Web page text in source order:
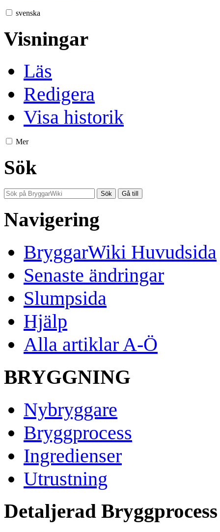
svenska
Visningar
Läs
Redigera
Visa historik
Mer
Sök
Navigering
BryggarWiki Huvudsida
Senaste ändringar
Slumpsida
Hjälp
Alla artiklar A-Ö
BRYGGNING
Nybryggare
Bryggprocess
Ingredienser
Utrustning
Detaljerad Bryggprocess